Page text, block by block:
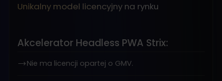
Unikalny model licencyjny na rynku
Akcelerator Headless PWA Strix:
Nie ma licencji opartej o GMV.